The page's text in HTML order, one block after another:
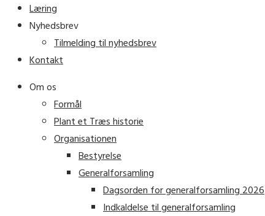
Læring
Nyhedsbrev
Tilmelding til nyhedsbrev
Kontakt
Om os
Formål
Plant et Træs historie
Organisationen
Bestyrelse
Generalforsamling
Dagsorden for generalforsamling 2026
Indkaldelse til generalforsamling